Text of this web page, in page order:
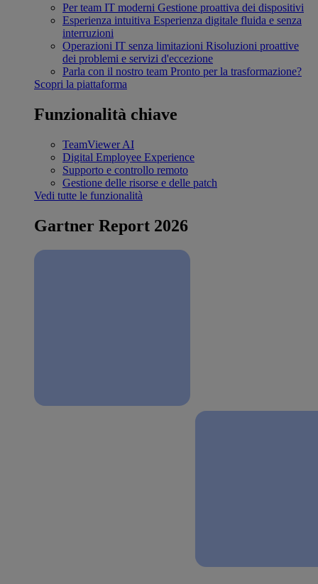
Per team IT moderni Gestione proattiva dei dispositivi
Esperienza intuitiva Esperienza digitale fluida e senza
interruzioni
Operazioni IT senza limitazioni Risoluzioni proattive
dei problemi e servizi d'eccezione
Parla con il nostro team Pronto per la trasformazione?
Scopri la piattaforma
Funzionalità chiave
TeamViewer AI
Digital Employee Experience
Supporto e controllo remoto
Gestione delle risorse e delle patch
Vedi tutte le funzionalità
Gartner Report 2026